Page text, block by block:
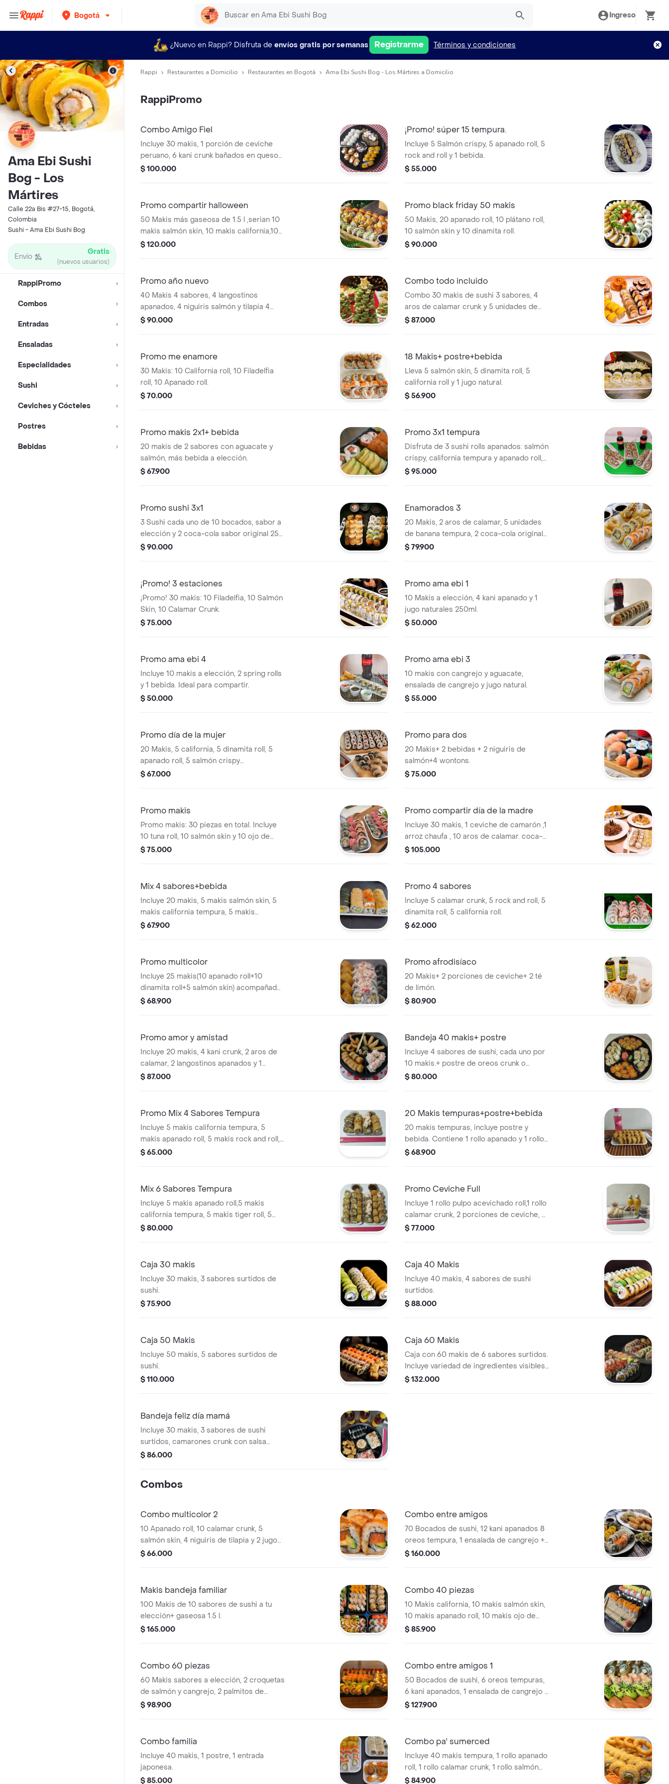
Bogotá Ingreso
¿Nuevo en Rappi? Disfruta de envíos gratis por semanas Registrarme Términos y condiciones
Ama Ebi Sushi
Bog - Los
Mártires
Calle 22a Bis #27-15, Bogotá,
Colombia
Sushi - Ama Ebi Sushi Bog
Envío Gratis
(nuevos usuarios)
RappiPromo
Combos
Entradas
Ensaladas
Especialidades
Sushi
Ceviches y Cócteles
Postres
Bebidas
Rappi Restaurantes a Domicilio Restaurantes en Bogotá Ama Ebi Sushi Bog - Los Mártires a Domicilio
RappiPromo
Combo Amigo Fiel
Incluye 30 makis, 1 porción de ceviche
peruano, 6 kani crunk bañados en queso
crema. llevas grátis 2 bebidas .
$ 100.000
¡Promo! súper 15 tempura.
Incluye 5 Salmón crispy, 5 apanado roll, 5
rock and roll y 1 bebida.
$ 55.000
Promo compartir halloween
50 Makis más gaseosa de 1.5 l ,serian 10
makis salmón skin, 10 makis california,10
makis tiger roll, 10 makis skin dinamita, 10
$ 120.000
Promo black friday 50 makis
50 Makis, 20 apanado roll, 10 plátano roll,
10 salmón skin y 10 dinamita roll.
$ 90.000
Promo año nuevo
40 Makis 4 sabores, 4 langostinos
apanados, 4 niguiris salmón y tilapia 4
oreos crunk y 1 coca-cola sabor original
$ 90.000
Combo todo incluido
Combo 30 makis de sushi 3 sabores, 4
aros de calamar crunk y 5 unidades de
banana tempura.
$ 87.000
Promo me enamore
30 Makis: 10 California roll, 10 Filadelfia
roll, 10 Apanado roll.
$ 70.000
18 Makis+ postre+bebida
Lleva 5 salmón skin, 5 dinamita roll, 5
california roll y 1 jugo natural.
$ 56.900
Promo makis 2x1+ bebida
20 makis de 2 sabores con aguacate y
salmón, más bebida a elección.
$ 67.900
Promo 3x1 tempura
Disfruta de 3 sushi rolls apanados: salmón
crispy, california tempura y apanado roll,
acompañados de 2 Coca-Cola sabor
$ 95.000
Promo sushi 3x1
3 Sushi cada uno de 10 bocados, sabor a
elección y 2 coca-cola sabor original 250
ml.
$ 90.000
Enamorados 3
20 Makis, 2 aros de calamar, 5 unidades
de banana tempura, 2 coca-cola original
250 ml.
$ 79.900
¡Promo! 3 estaciones
¡Promo! 30 makis: 10 Filadelfia, 10 Salmón
Skin, 10 Calamar Crunk.
$ 75.000
Promo ama ebi 1
10 Makis a elección, 4 kani apanado y 1
jugo naturales 250ml.
$ 50.000
Promo ama ebi 4
Incluye 10 makis a elección, 2 spring rolls
y 1 bebida. Ideal para compartir.
$ 50.000
Promo ama ebi 3
10 makis con cangrejo y aguacate,
ensalada de cangrejo y jugo natural.
$ 55.000
Promo día de la mujer
20 Makis, 5 california, 5 dinamita roll, 5
apanado roll, 5 salmón crispy
acompañado de 1 te de limón o durazno.
$ 67.000
Promo para dos
20 Makis+ 2 bebidas + 2 niguiris de
salmón+4 wontons.
$ 75.000
Promo makis
Promo makis: 30 piezas en total. Incluye
10 tuna roll, 10 salmón skin y 10 ojo de
tigre.
$ 75.000
Promo compartir día de la madre
Incluye 30 makis, 1 ceviche de camarón ,1
arroz chaufa , 10 aros de calamar. coca-
cola original 1.5 l
$ 105.000
Mix 4 sabores+bebida
Incluye 20 makis, 5 makis salmón skin, 5
makis california tempura, 5 makis
california, 5 makis apanado roll+ 1 bebida.
$ 67.900
Promo 4 sabores
Incluye 5 calamar crunk, 5 rock and roll, 5
dinamita roll, 5 california roll.
$ 62.000
Promo multicolor
Incluye 25 makis(10 apanado roll+10
dinamita roll+5 salmón skin) acompañado
de una gaseosa y un postre.
$ 68.900
Promo afrodisíaco
20 Makis+ 2 porciones de ceviche+ 2 té
de limón.
$ 80.900
Promo amor y amistad
Incluye 20 makis, 4 kani crunk, 2 aros de
calamar, 2 langostinos apanados y 1
postre de oreos o babana tempura. .
$ 87.000
Bandeja 40 makis+ postre
Incluye 4 sabores de sushi, cada uno por
10 makis.+ postre de oreos crunk o
banana tempura .
$ 80.000
Promo Mix 4 Sabores Tempura
Incluye 5 makis california tempura, 5
makis apanado roll, 5 makis rock and roll,
5 makis tiger roll.
$ 65.000
20 Makis tempuras+postre+bebida
20 makis tempuras, incluye postre y
bebida. Contiene 1 rollo apanado y 1 rollo
de salmón crispy.
$ 68.900
Mix 6 Sabores Tempura
Incluye 5 makis apanado roll,5 makis
california tempura, 5 makis tiger roll, 5
makis rock and roll, 5 makis calamar
$ 80.000
Promo Ceviche Full
Incluye 1 rollo pulpo acevichado roll,1 rollo
calamar crunk, 2 porciones de ceviche, 2
jugos de maracuyá .
$ 77.000
Caja 30 makis
Incluye 30 makis, 3 sabores surtidos de
sushi.
$ 75.900
Caja 40 Makis
Incluye 40 makis, 4 sabores de sushi
surtidos.
$ 88.000
Caja 50 Makis
Incluye 50 makis, 5 sabores surtidos de
sushi.
$ 110.000
Caja 60 Makis
Caja con 60 makis de 6 sabores surtidos.
Incluye variedad de ingredientes visibles
como aguacate, salmón y sésamo.
$ 132.000
Bandeja feliz día mamá
Incluye 30 makis, 3 sabores de sushi
surtidos, camarones crunk con salsa
picante, 3 gaseosas
$ 86.000
Combos
Combo multicolor 2
10 Apanado roll, 10 calamar crunk, 5
salmón skin, 4 niguiris de tilapia y 2 jugos
naturales a disponibilidad de tienda
$ 66.000
Combo entre amigos
70 Bocados de sushi, 12 kani apanados 8
oreos tempura, 1 ensalada de cangrejo +
gaseosa de 1.5l.
$ 160.000
Makis bandeja familiar
100 Makis de 10 sabores de sushi a tu
elección+ gaseosa 1.5 l.
$ 165.000
Combo 40 piezas
10 Makis california, 10 makis salmón skin,
10 makis apanado roll, 10 makis ojo de
tigre.
$ 85.900
Combo 60 piezas
60 Makis sabores a elección, 2 croquetas
de salmón y cangrejo, 2 palmitos de
cangrejo apanado.
$ 98.900
Combo entre amigos 1
50 Bocados de sushi, 6 oreos tempuras,
6 kani apanados, 1 ensalada de cangrejo y
$ 127.900
Combo familia
Incluye 40 makis, 1 postre, 1 entrada
japonesa.
$ 85.000
Combo pa' sumerced
Incluye 40 makis tempura, 1 rollo apanado
roll, 1 rollo calamar crunk, 1 rollo salmón
crispy, 1 rollo california tempura, 4 aros
$ 84.900